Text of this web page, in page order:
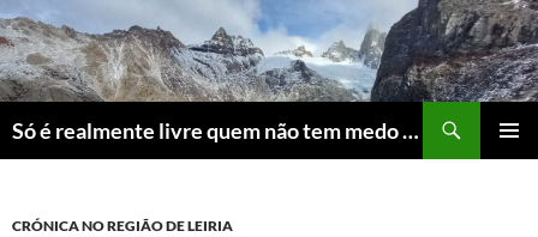
Skip
to
content
Só é realmente livre quem não tem medo do ridículo
CRÓNICA NO REGIÃO DE LEIRIA